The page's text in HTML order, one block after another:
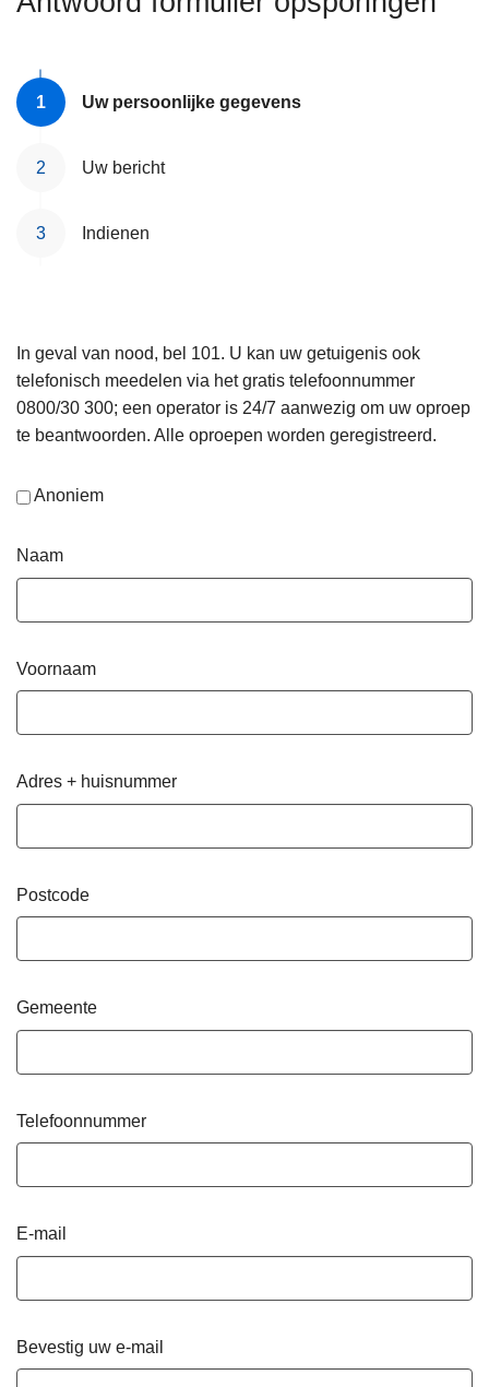
Uw persoonlijke gegevens
Uw bericht
Indienen
In geval van nood, bel 101. U kan uw getuigenis ook
telefonisch meedelen via het gratis telefoonnummer
0800/30 300; een operator is 24/7 aanwezig om uw oproep
te beantwoorden. Alle oproepen worden geregistreerd.
Anoniem
Naam
Voornaam
Adres + huisnummer
Postcode
Gemeente
Telefoonnummer
E-mail
Bevestig uw e-mail